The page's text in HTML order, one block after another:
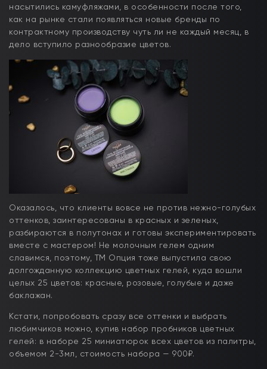
насытились камуфляжами, в особенности после того,
как на рынке стали появляться новые бренды по
контрактному производству чуть ли не каждый месяц, в
дело вступило разнообразие цветов.
Оказалось, что клиенты вовсе не против нежно-голубых
оттенков, заинтересованы в красных и зеленых,
разбираются в полутонах и готовы экспериментировать
вместе с мастером! Не молочным гелем одним
славимся, поэтому, ТМ Опция тоже выпустила свою
долгожданную коллекцию цветных гелей, куда вошли
целых 25 цветов: красные, розовые, голубые и даже
баклажан.
Кстати, попробовать сразу все оттенки и выбрать
любимчиков можно, купив набор пробников цветных
гелей: в наборе 25 миниатюрок всех цветов из палитры,
объемом 2-3мл, стоимость набора — 900₽.